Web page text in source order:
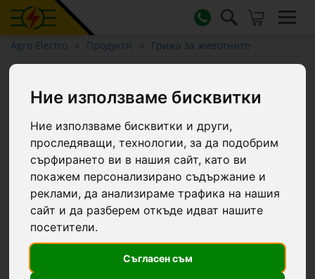
Ние използваме бисквитки
Ние използваме бисквитки и други,
проследяващи, технологии, за да подобрим
сърфирането ви в нашия сайт, като ви
покажем персонализирано съдържание и
реклами, да анализираме трафика на нашия
сайт и да разберем откъде идват нашите
посетители.
Съгласен съм
Agro Electro Продукти Грижа за животните
Спрей против мухи, CIT
MuscaBlock, 500 мл